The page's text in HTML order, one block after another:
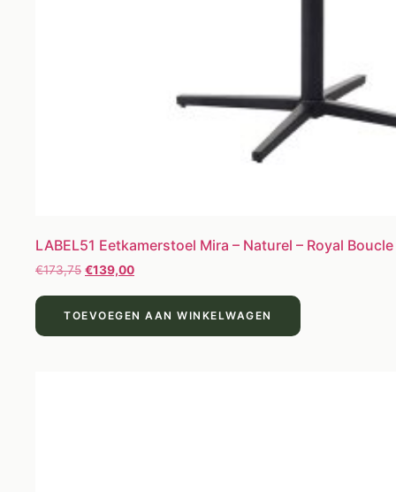
LABEL51 Eetkamerstoel Mira – Naturel – Royal
€173,75 €139,00
TOEVOEGEN AAN WINKELWAGEN